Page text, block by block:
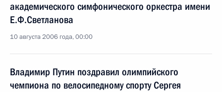
академического симфонического оркестра имени
Е.Ф.Светланова
10 августа 2006 года, 00:00
Владимир Путин поздравил олимпийского
чемпиона по велосипедному спорту Сергея